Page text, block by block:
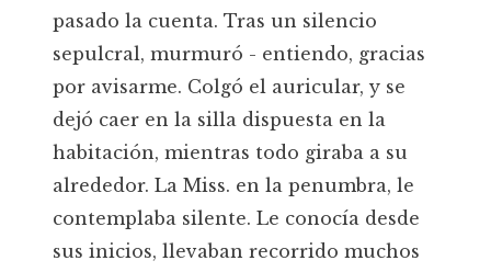
pasado la cuenta. Tras un silencio
sepulcral, murmuró - entiendo, gracias
por avisarme. Colgó el auricular, y se
dejó caer en la silla dispuesta en la
habitación, mientras todo giraba a su
alrededor. La Miss. en la penumbra, le
contemplaba silente. Le conocía desde
sus inicios, llevaban recorrido muchos